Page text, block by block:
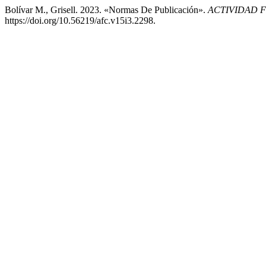
Bolívar M., Grisell. 2023. «Normas De Publicación». ACTIVIDAD
https://doi.org/10.56219/afc.v15i3.2298.